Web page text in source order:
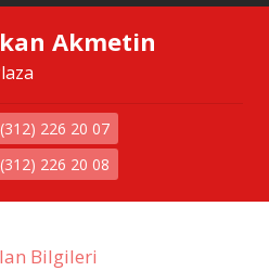
Akmetin
(312) 226 20 07
(312) 226 20 08
Bilgileri